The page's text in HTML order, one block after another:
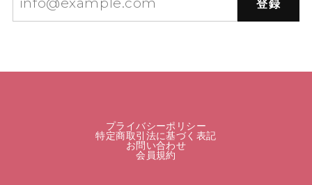
登録
プライバシーポリシー
特定商取引法に基づく表記
お問い合わせ
会員規約